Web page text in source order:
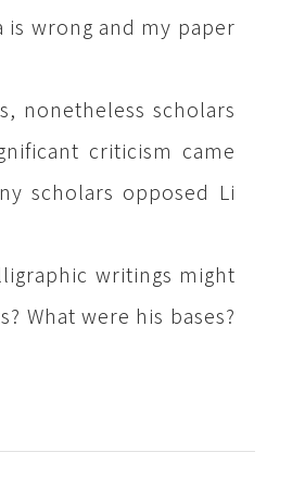
is wrong and my paper
nonetheless scholars
criticism came
scholars opposed Li
writings might
What were his bases?